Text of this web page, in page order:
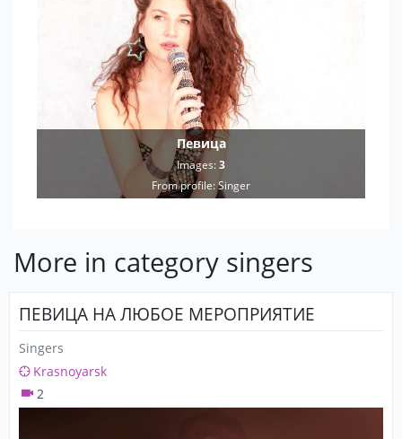
Певица
Images: 3
From profile: Singer
More in category singers
ПЕВИЦА НА ЛЮБОЕ МЕРОПРИЯТИЕ
Singers
Krasnoyarsk
2